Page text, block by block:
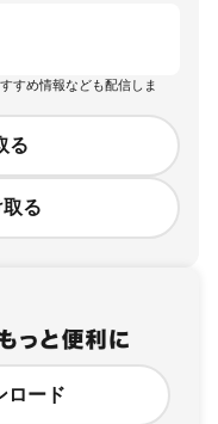
すめ情報なども配信しま
る
る
ロード